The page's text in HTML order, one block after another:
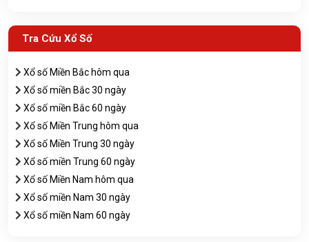
Tra Cứu Xổ Số
Xổ số Miền Bắc hôm qua
Xổ số miền Bắc 30 ngày
Xổ số miền Bắc 60 ngày
Xổ số Miền Trung hôm qua
Xổ số Miền Trung 30 ngày
Xổ số miền Trung 60 ngày
Xổ số Miền Nam hôm qua
Xổ số miền Nam 30 ngày
Xổ số miền Nam 60 ngày